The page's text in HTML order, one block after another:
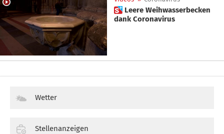
 Leere Weihwasserbecken
dank Coronavirus
Wetter
Stellenanzeigen